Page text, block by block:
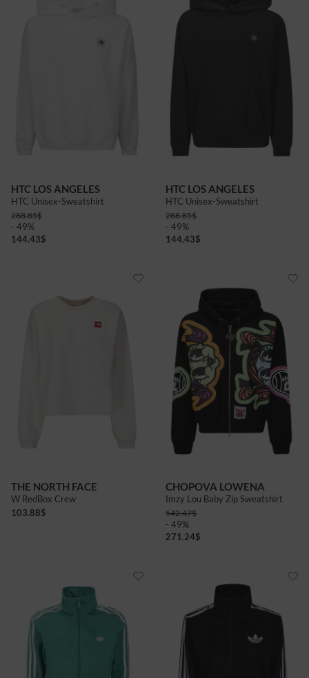
HTC LOS ANGELES
HTC Unisex-Sweatshirt
288.85$
- 49%
144.43$
HTC LOS ANGELES
HTC Unisex-Sweatshirt
288.85$
- 49%
144.43$
THE NORTH FACE
W RedBox Crew
103.88$
CHOPOVA LOWENA
Imzy Lou Baby Zip Sweatshirt
542.47$
- 49%
271.24$